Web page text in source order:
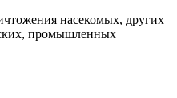
насекомых, других
промышленных